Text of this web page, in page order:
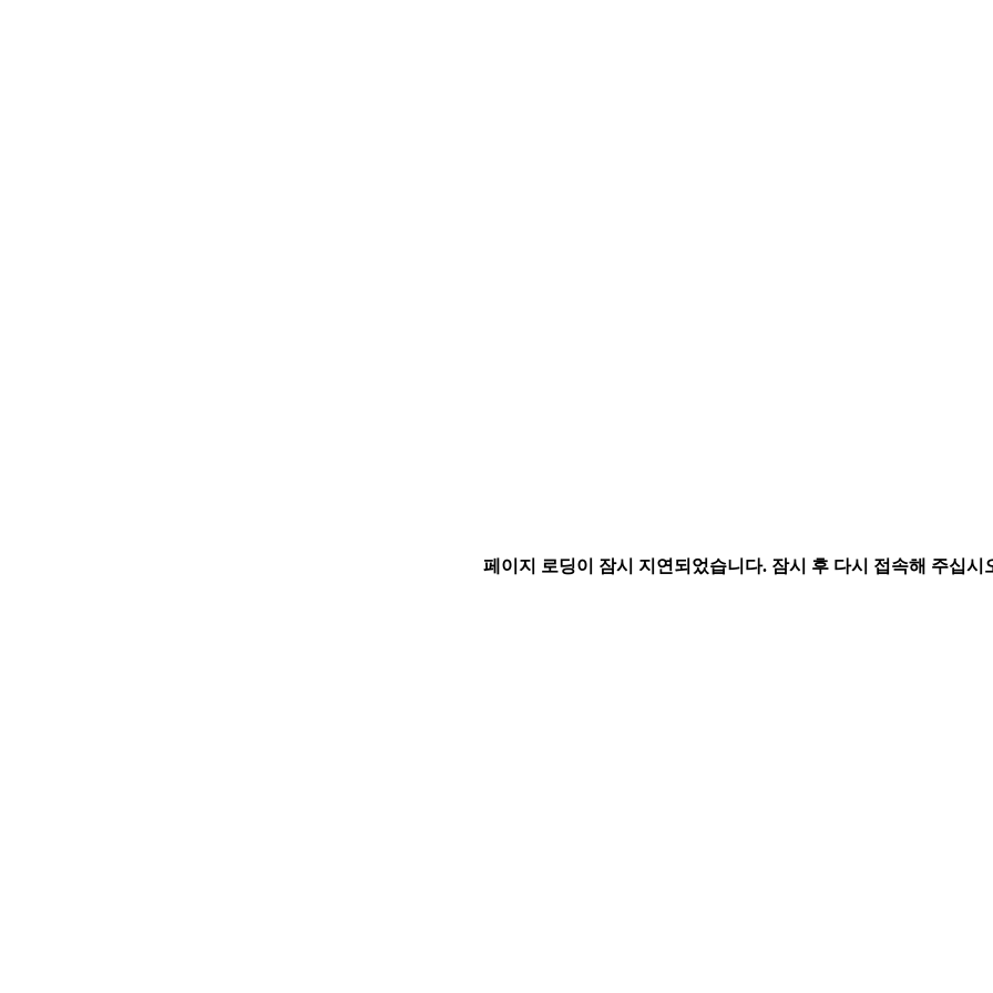
페이지 로딩이 잠시 지연되었습니다. 잠시 후 다시 접속해 주십시